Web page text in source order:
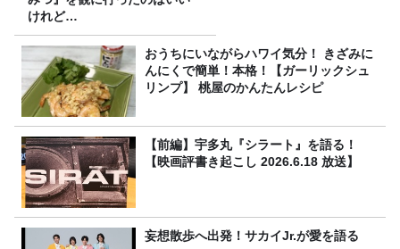
けれど…
おうちにいながらハワイ気分！ きざみに
んにくで簡単！本格！【ガーリックシュ
リンプ】 桃屋のかんたんレシピ
【前編】宇多丸『シラート』を語る！
【映画評書き起こし 2026.6.18 放送】
妄想散歩へ出発！サカイJr.が愛を語る